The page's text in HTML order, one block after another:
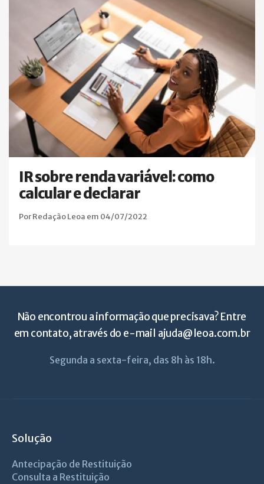
IR sobre renda variável: como
calcular e declarar
Por Redação Leoa em 04/07/2022
Não encontrou a informação que precisava? Entre
em contato, através do e-mail ajuda@leoa.com.br
Segunda a sexta-feira, das 8h às 18h.
Solução
Antecipação de Restituição
Consulta a Restituição